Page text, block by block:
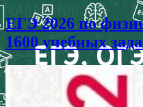
ЕГЭ 2026 по
1600 учебных